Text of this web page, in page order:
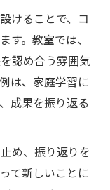
けることで、コ
す。教室では、
認め合う雰囲気
は、家庭学習に
成果を振り返る
め、振り返りを
て新しいことに